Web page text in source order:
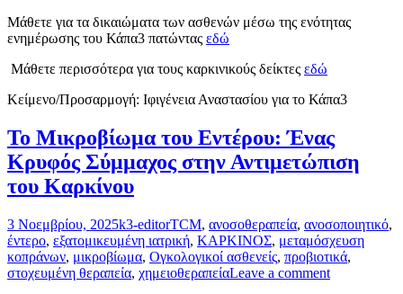
Μάθετε για τα δικαιώματα των ασθενών μέσω της ενότητας
ενημέρωσης του Κάπα3 πατώντας εδώ
Μάθετε περισσότερα για τους καρκινικούς δείκτες εδώ
Κείμενο/Προσαρμογή: Ιφιγένεια Αναστασίου για το Κάπα3
Το Μικροβίωμα του Εντέρου: Ένας
Κρυφός Σύμμαχος στην Αντιμετώπιση
του Καρκίνου
Posted
on
3 Νοεμβρίου, 2025Author
k3-editorCategories
TCM, ανοσοθεραπεία, ανοσοποιητικό,
έντερο, εξατομικευμένη ιατρική, ΚΑΡΚΙΝΟΣ, μεταμόσχευση
κοπράνων, μικροβίωμα, Ογκολογικοί ασθενείς, προβιοτικά,
στοχευμένη θεραπεία, χημειοθεραπείαLeave a comment